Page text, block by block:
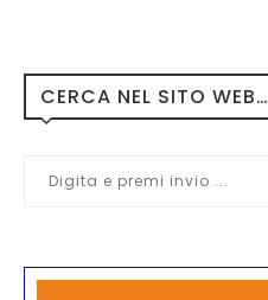
CERCA NEL SITO WEB…